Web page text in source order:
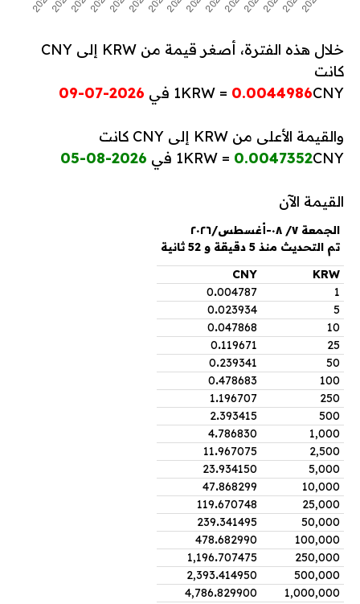
خلال هذه الفترة، أصغر قيمة من KRW إلى CNY
كانت
1KRW = 0.0044986CNY في 2026-07-09
والقيمة الأعلى من KRW إلى CNY كانت
1KRW = 0.0047352CNY في 2026-08-05
القيمة الآن
الجمعة ٧/ ٠٨-أغسطس/٢٠٢٦
تم التحديث منذ 5 دقيقة و 52 ثانية
KRW
CNY
1
0.004787
5
0.023934
10
0.047868
25
0.119671
50
0.239341
100
0.478683
250
1.196707
500
2.393415
1,000
4.786830
2,500
11.967075
5,000
23.934150
10,000
47.868299
25,000
119.670748
50,000
239.341495
100,000
478.682990
250,000
1,196.707475
500,000
2,393.414950
1,000,000
4,786.829900